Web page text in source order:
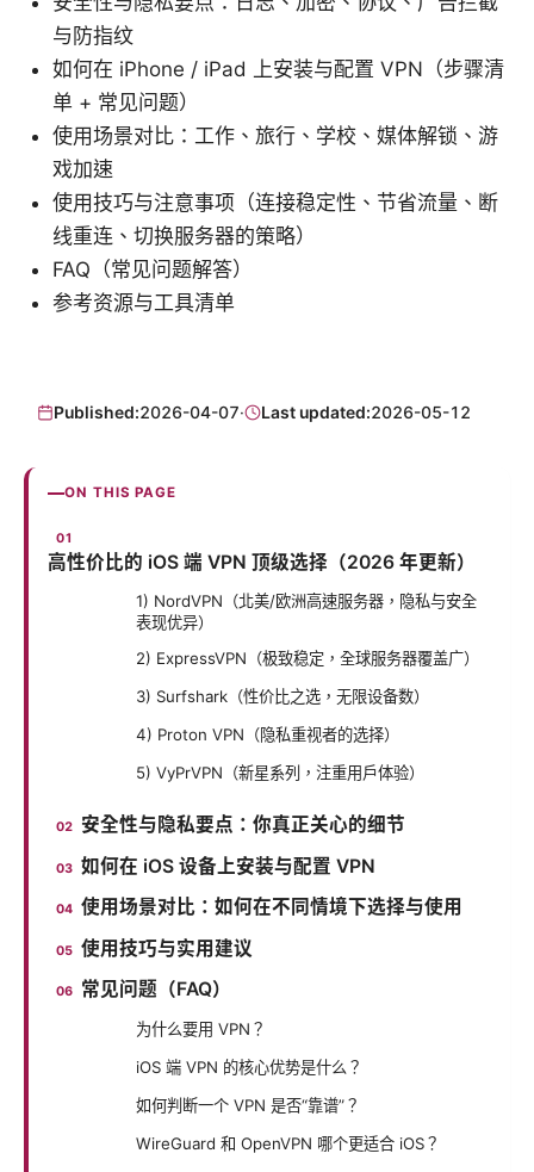
与防指纹
如何在 iPhone / iPad 上安装与配置 VPN（步骤清
单 + 常见问题）
使用场景对比：工作、旅行、学校、媒体解锁、游
戏加速
使用技巧与注意事项（连接稳定性、节省流量、断
线重连、切换服务器的策略）
FAQ（常见问题解答）
参考资源与工具清单
Published:2026-04-07· Last updated:2026-05-12
ON THIS PAGE
高性价比的 iOS 端 VPN 顶级选择（2026 年更新）
1) NordVPN（北美/欧洲高速服务器，隐私与安全
表现优异）
2) ExpressVPN（极致稳定，全球服务器覆盖广）
3) Surfshark（性价比之选，无限设备数）
4) Proton VPN（隐私重视者的选择）
5) VyPrVPN（新星系列，注重用户体验）
安全性与隐私要点：你真正关心的细节
如何在 iOS 设备上安装与配置 VPN
使用场景对比：如何在不同情境下选择与使用
使用技巧与实用建议
常见问题（FAQ）
为什么要用 VPN？
iOS 端 VPN 的核心优势是什么？
如何判断一个 VPN 是否“靠谱”？
WireGuard 和 OpenVPN 哪个更适合 iOS？